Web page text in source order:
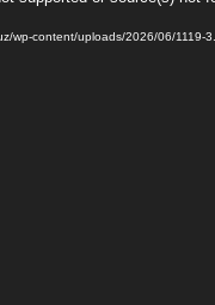
wp-content/uploads/2026/06/1119-